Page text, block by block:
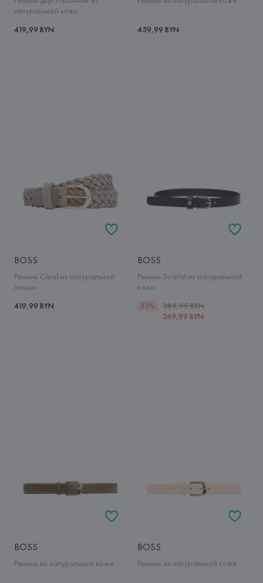
натуральной кожи
419,99 BYN
459,99 BYN
BOSS
Ремень Carol из натуральной
замши
419,99 BYN
BOSS
Ремень Scarlet из натуральной
кожи
30%
389,99 BYN
269,99 BYN
BOSS
Ремень из натуральной кожи
BOSS
Ремень из натуральной кожи